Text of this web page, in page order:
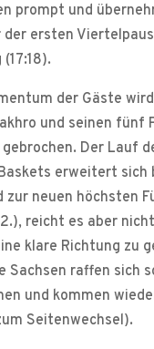
prompt und
der ersten
der Gäste
und seinen fünf
gebrochen. Der Lauf
erweitert sich
zur neuen höchsten
reicht es aber
klare Richtung zu
Sachsen raffen sich
und kommen
Seitenwechsel).